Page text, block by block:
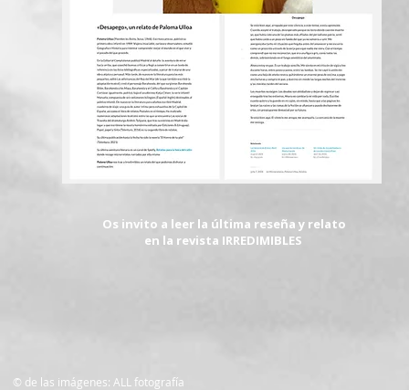
Os invito a leer la última reseña y relato
en la revista IRREDIMIBLES
© de las imágenes: ALL fotografía